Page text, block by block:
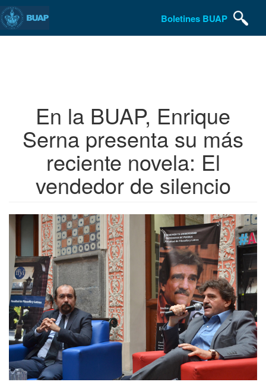
Boletines BUAP
En la BUAP, Enrique
Serna presenta su más
reciente novela: El
vendedor de silencio